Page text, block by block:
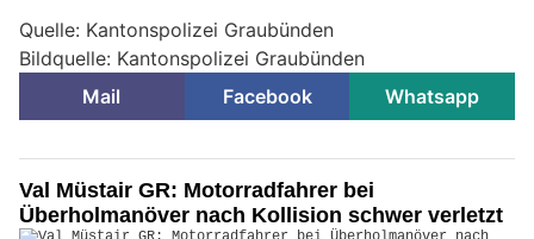
Quelle: Kantonspolizei Graubünden
Bildquelle: Kantonspolizei Graubünden
Mail
Facebook Whatsapp
Val Müstair GR: Motorradfahrer bei
Überholmanöver nach Kollision schwer verletzt